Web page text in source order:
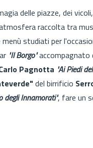
delle piazze, dei
raccolta tra
studiati per
"Il Borgo"accompagnato
Pagnotta "Ai Piedi
del birrificio
degli Innamorati", fare un